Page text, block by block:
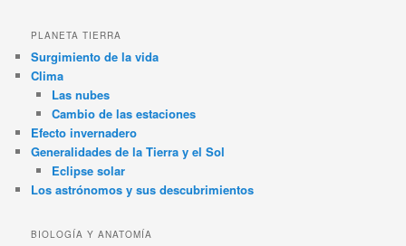
PLANETA TIERRA
Surgimiento de la vida
Clima
Las nubes
Cambio de las estaciones
Efecto invernadero
Generalidades de la Tierra y el Sol
Eclipse solar
Los astrónomos y sus descubrimientos
BIOLOGÍA Y ANATOMÍA